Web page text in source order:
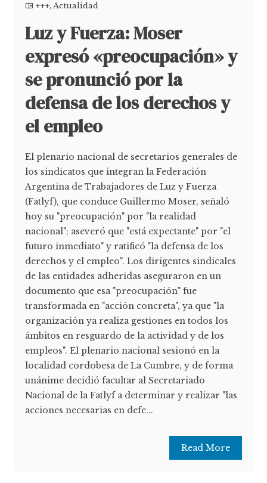
+++,Actualidad
Luz y Fuerza: Moser
expresó «preocupación» y
se pronunció por la
defensa de los derechos y
el empleo
El plenario nacional de secretarios generales de
los sindicatos que integran la Federación
Argentina de Trabajadores de Luz y Fuerza
(Fatlyf), que conduce Guillermo Moser, señaló
hoy su "preocupación" por "la realidad
nacional"; aseveró que "está expectante" por "el
futuro inmediato" y ratificó "la defensa de los
derechos y el empleo". Los dirigentes sindicales
de las entidades adheridas aseguraron en un
documento que esa "preocupación" fue
transformada en "acción concreta", ya que "la
organización ya realiza gestiones en todos los
ámbitos en resguardo de la actividad y de los
empleos". El plenario nacional sesionó en la
localidad cordobesa de La Cumbre, y de forma
unánime decidió facultar al Secretariado
Nacional de la Fatlyf a determinar y realizar "las
acciones necesarias en defe...
Read More